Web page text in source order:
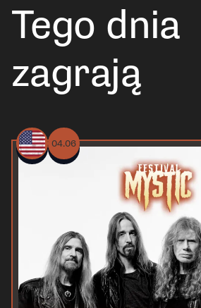
Tego dnia
zagrają
04.06